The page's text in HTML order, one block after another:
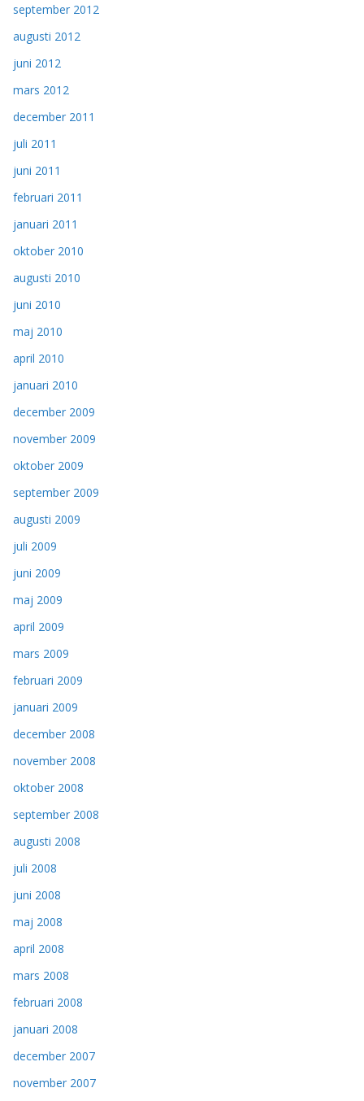
september 2012
augusti 2012
juni 2012
mars 2012
december 2011
juli 2011
juni 2011
februari 2011
januari 2011
oktober 2010
augusti 2010
juni 2010
maj 2010
april 2010
januari 2010
december 2009
november 2009
oktober 2009
september 2009
augusti 2009
juli 2009
juni 2009
maj 2009
april 2009
mars 2009
februari 2009
januari 2009
december 2008
november 2008
oktober 2008
september 2008
augusti 2008
juli 2008
juni 2008
maj 2008
april 2008
mars 2008
februari 2008
januari 2008
december 2007
november 2007